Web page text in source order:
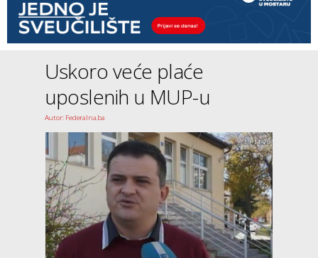
Uskoro veće plaće
uposlenih u MUP-u
Autor: Federalna.ba